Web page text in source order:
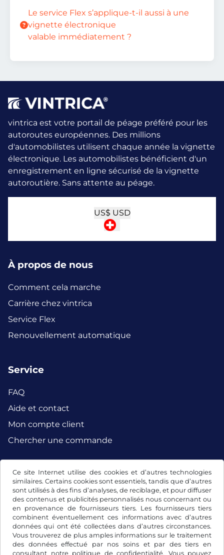
Ce site Internet utilise des cookies et d’autres technologies
similaires. Certains cookies sont essentiels, tandis que d’autres
sont utilisés à des fins d’analyses, de reciblage, et pour diffuser
des contenus et publicités personnalisés nous concernant ou
en provenance de fournisseurs tiers. Les fournisseurs tiers
combinent éventuellement ces informations avec d’autres
données qui ont été collectées dans d’autres circonstances.
Vous trouverez de plus amples informations sur le traitement
des données effectué par nos soins et par des tiers en
consultant notre politique de confidentialité. Vous pouvez
Le service Flex s’applique-t-il aussi à une
vignette électronique
valable immédiatement ?
vintrica est votre portail de péage préféré pour les
autoroutes européennes. Des millions
d'automobilistes utilisent chaque année la vignette
électronique. Les automobilistes bénéficient d'un
enregistrement en ligne sécurisé de la vignette
autoroutière. Sans attente au péage.
US$ USD
À propos de nous
Comment cela marche
Carrière chez vintrica
Service Flex
Renouvellement automatique
Service
FAQ
Aide et contact
Mon compte client
Chercher une commande
Facebook Instagram